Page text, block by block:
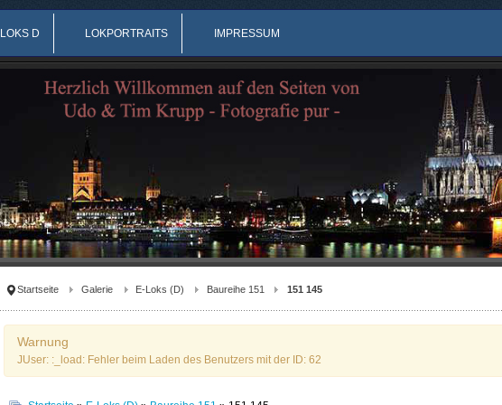
LOKS D LOKPORTRAITS IMPRESSUM
Startseite Galerie E-Loks (D) Baureihe 151 151 145
Warnung
JUser: :_load: Fehler beim Laden des Benutzers mit der ID: 62